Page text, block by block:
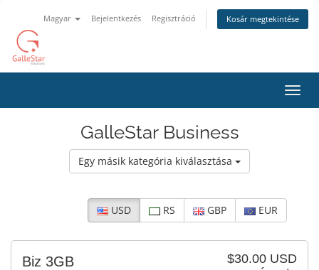
Magyar Bejelentkezés Regisztráció Kosár megtekintése
a
GalleStar Business
Egy másik kategória kiválasztása
USD RS GBP EUR
$30.00 USD
Biz 3GB